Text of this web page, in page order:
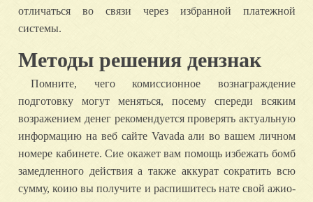
отличаться во связи через избранной платежной
системы.
Методы решения дензнак
Помните, чего комиссионное вознаграждение
подготовку могут меняться, посему спереди всяким
возражением денег рекомендуется проверять актуальную
информацию на веб сайте Vavada али во вашем личном
номере кабинете. Сие окажет вам помощь избежать бомб
замедленного действия а также аккурат сократить всю
сумму, коию вы получите и распишитесь нате свой ажио-